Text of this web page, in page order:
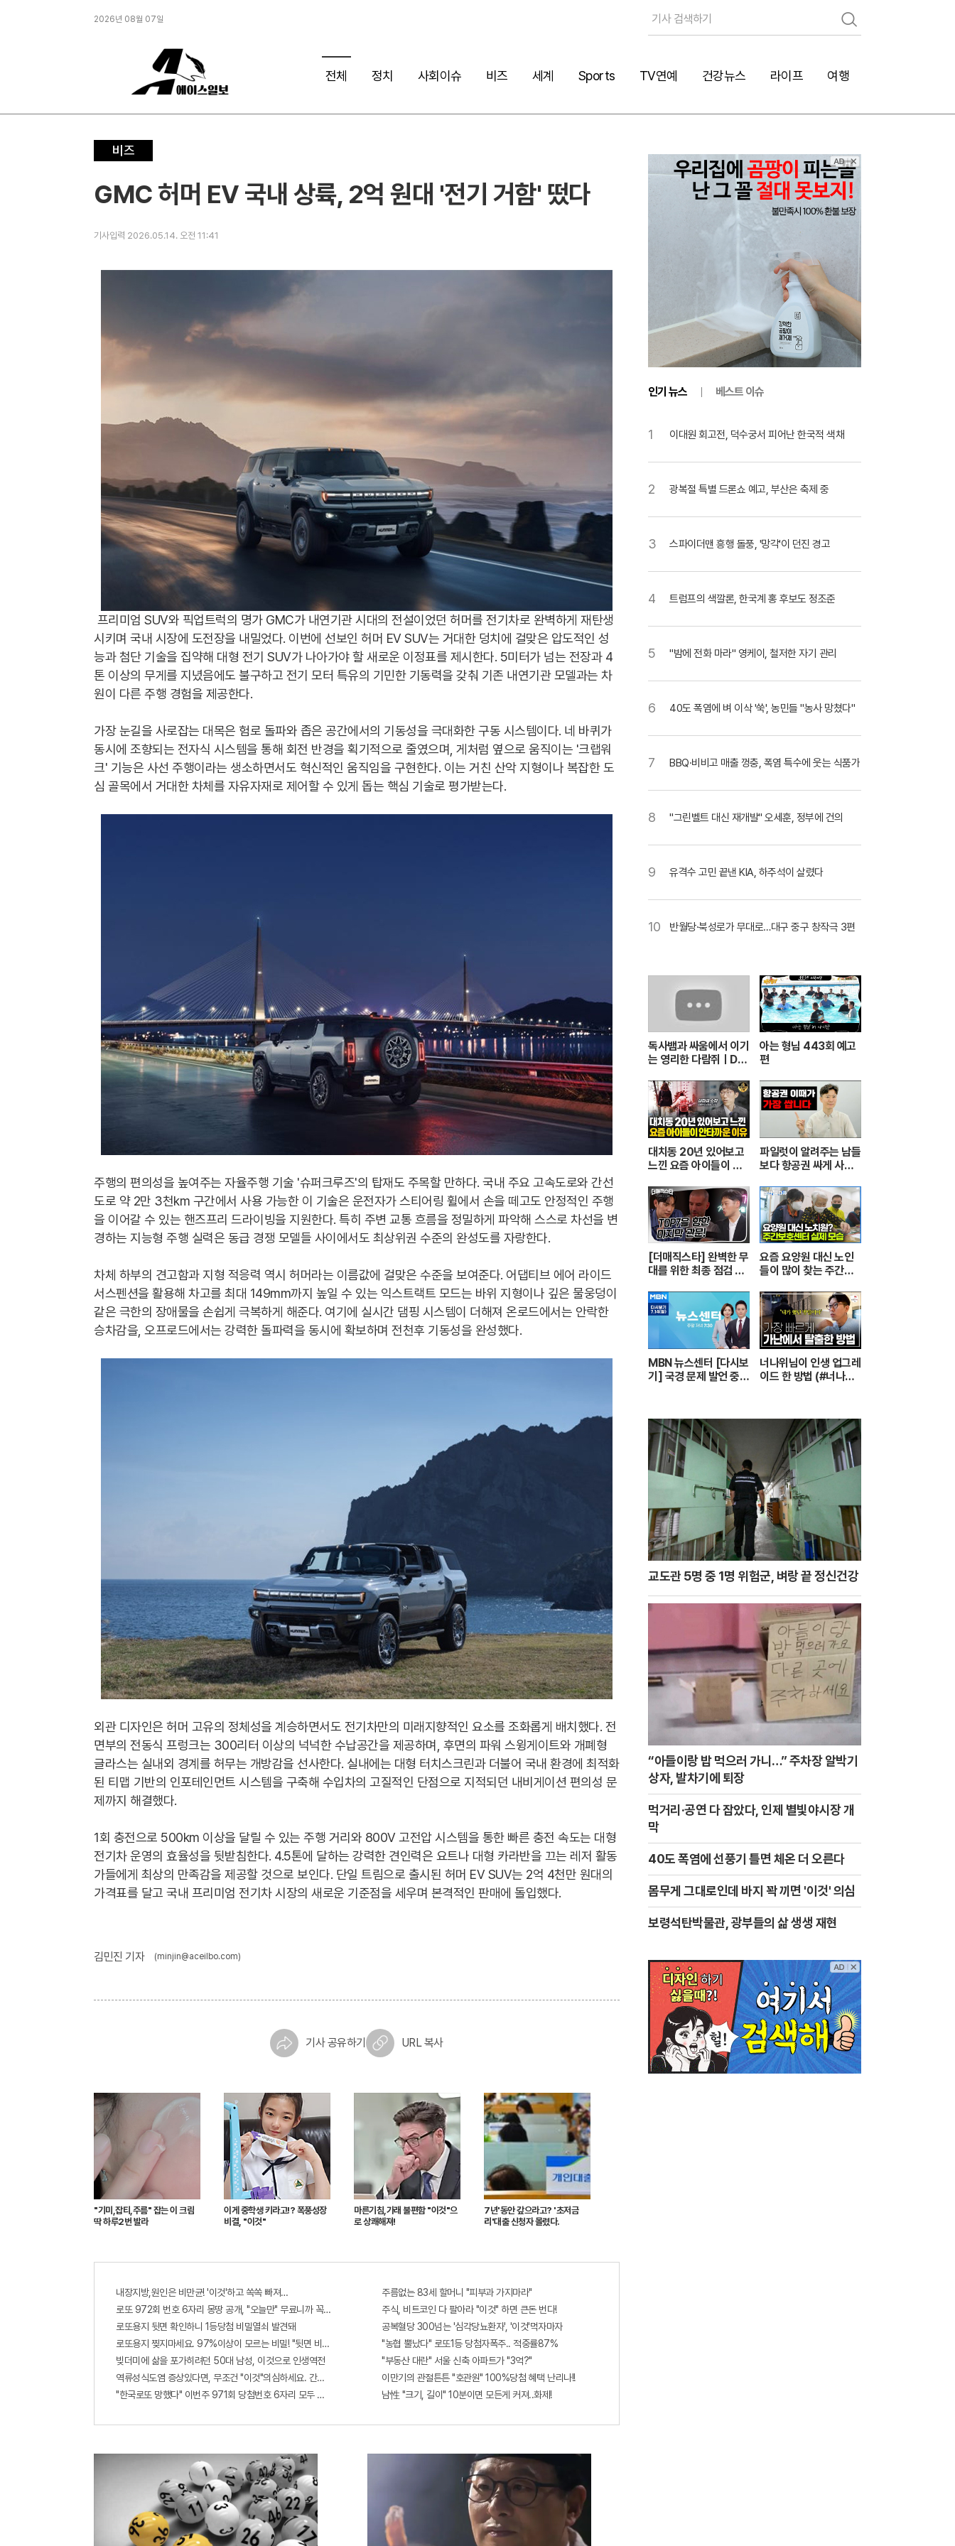
검
색
2026년 08월 07일
전체 정치 사회이슈 비즈 세계 Sports TV연예 건강뉴스 라이프 여행
비즈
GMC 허머 EV 국내 상륙, 2억 원대 '전기 거함' 떴다
기사입력 2026.05.14. 오전 11:41
프리미엄 SUV와 픽업트럭의 명가 GMC가 내연기관 시대의 전설이었던 허머를 전기차로 완벽하게 재탄생
시키며 국내 시장에 도전장을 내밀었다. 이번에 선보인 허머 EV SUV는 거대한 덩치에 걸맞은 압도적인 성
능과 첨단 기술을 집약해 대형 전기 SUV가 나아가야 할 새로운 이정표를 제시한다. 5미터가 넘는 전장과 4
톤 이상의 무게를 지녔음에도 불구하고 전기 모터 특유의 기민한 기동력을 갖춰 기존 내연기관 모델과는 차
원이 다른 주행 경험을 제공한다.
가장 눈길을 사로잡는 대목은 험로 돌파와 좁은 공간에서의 기동성을 극대화한 구동 시스템이다. 네 바퀴가
동시에 조향되는 전자식 시스템을 통해 회전 반경을 획기적으로 줄였으며, 게처럼 옆으로 움직이는 '크랩워
크' 기능은 사선 주행이라는 생소하면서도 혁신적인 움직임을 구현한다. 이는 거친 산악 지형이나 복잡한 도
심 골목에서 거대한 차체를 자유자재로 제어할 수 있게 돕는 핵심 기술로 평가받는다.
주행의 편의성을 높여주는 자율주행 기술 '슈퍼크루즈'의 탑재도 주목할 만하다. 국내 주요 고속도로와 간선
도로 약 2만 3천km 구간에서 사용 가능한 이 기술은 운전자가 스티어링 휠에서 손을 떼고도 안정적인 주행
을 이어갈 수 있는 핸즈프리 드라이빙을 지원한다. 특히 주변 교통 흐름을 정밀하게 파악해 스스로 차선을 변
경하는 지능형 주행 실력은 동급 경쟁 모델들 사이에서도 최상위권 수준의 완성도를 자랑한다.
차체 하부의 견고함과 지형 적응력 역시 허머라는 이름값에 걸맞은 수준을 보여준다. 어댑티브 에어 라이드
서스펜션을 활용해 차고를 최대 149mm까지 높일 수 있는 익스트랙트 모드는 바위 지형이나 깊은 물웅덩이
같은 극한의 장애물을 손쉽게 극복하게 해준다. 여기에 실시간 댐핑 시스템이 더해져 온로드에서는 안락한
승차감을, 오프로드에서는 강력한 돌파력을 동시에 확보하며 전천후 기동성을 완성했다.
외관 디자인은 허머 고유의 정체성을 계승하면서도 전기차만의 미래지향적인 요소를 조화롭게 배치했다. 전
면부의 전동식 프렁크는 300리터 이상의 넉넉한 수납공간을 제공하며, 후면의 파워 스윙게이트와 개폐형
글라스는 실내외 경계를 허무는 개방감을 선사한다. 실내에는 대형 터치스크린과 더불어 국내 환경에 최적화
된 티맵 기반의 인포테인먼트 시스템을 구축해 수입차의 고질적인 단점으로 지적되던 내비게이션 편의성 문
제까지 해결했다.
1회 충전으로 500km 이상을 달릴 수 있는 주행 거리와 800V 고전압 시스템을 통한 빠른 충전 속도는 대형
전기차 운영의 효율성을 뒷받침한다. 4.5톤에 달하는 강력한 견인력은 요트나 대형 카라반을 끄는 레저 활동
가들에게 최상의 만족감을 제공할 것으로 보인다. 단일 트림으로 출시된 허머 EV SUV는 2억 4천만 원대의
가격표를 달고 국내 프리미엄 전기차 시장의 새로운 기준점을 세우며 본격적인 판매에 돌입했다.
김민진 기자 (minjin@aceilbo.com)
기사 공유하기 URL 복사
"기미,잡티,주름" 잡는 이 크림
딱 하루2번 발라
이게 중학생 키라고!? 폭풍성장
비결, "이것"
마른기침,가래 불편함 "이것"으
로 상쾌해져!
7년'동안 갚으라고? '초저금
리'대출 신청자 몰렸다.
내장지방,원인은 비만균! '이것'하고 쏙쏙 빠져…
로또 972회 번호 6자리 몽땅 공개, "오늘만" 무료니까 꼭 오늘 확인하세요.
로또용지 뒷면 확인하니 1등당첨 비밀열쇠 발견돼
로또용지 찢지마세요. 97%이상이 모르는 비밀! "뒷면 비추면 번호 보인다!?"
빚더미에 삶을 포가히려던 50대 남성, 이것으로 인생역전
역류성식도염 증상있다면, 무조건 "이것"의심하세요. 간단치료법 나왔다!
"한국로또 망했다" 이번주 971회 당첨번호 6자리 모두 유출...관계자 실수로 "비상"!
주름없는 83세 할머니 "피부과 가지마라"
주식, 비트코인 다 팔아라 "이것" 하면 큰돈 번다!
공복혈당 300넘는 '심각당뇨환자', '이것'먹자마자
"농협 뿔났다" 로또1등 당첨자폭주.. 적중률87%
"부동산 대란" 서울 신축 아파트가 "3억?"
이만기의 관절튼튼 "호관원" 100%당첨 혜택 난리나!!
남性 "크기, 길이" 10분이면 모든게 커져..화제!
인기 뉴스 베스트 이슈
1 이대원 회고전, 덕수궁서 피어난 한국적 색채
2 광복절 특별 드론쇼 예고, 부산은 축제 중
3 스파이더맨 흥행 돌풍, '망각'이 던진 경고
4 트럼프의 색깔론, 한국계 홍 후보도 정조준
5 "밤에 전화 마라" 영케이, 철저한 자기 관리
6 40도 폭염에 벼 이삭 '쑥', 농민들 "농사 망쳤다"
7 BBQ·비비고 매출 껑충, 폭염 특수에 웃는 식품가
8 "그린벨트 대신 재개발" 오세훈, 정부에 건의
9 유격수 고민 끝낸 KIA, 하주석이 살렸다
10 반월당·북성로가 무대로…대구 중구 창작극 3편
독사뱀과 싸움에서 이기
는 영리한 다람쥐ㅣDu
tupai 치열한 동물싸움
ㅣ놀라운 동물싸움
아는 형님 443회 예고
편
대치동 20년 있어보고
느낀 요즘 아이들이 안
장 3부]
파일럿이 알려주는 남들
보다 항공권 싸게 사는
[더매직스타] 완벽한 무
대를 위한 최종 점검 현
요즘 요양원 대신 노인
들이 많이 찾는 주간보
어르신들 손발이 되어주
는 요양보호사의 하루
┃주간보호센터 24시
┃PD로그┃#골라듄다
큐
MBN 뉴스센터 [다시보
기] 국경 문제 발언 중
4.7.14 방송
너나위님이 인생 업그레
이드 한 방법 (#너나위
교도관 5명 중 1명 위험군, 벼랑 끝 정신건강
“아들이랑 밥 먹으러 가니…” 주차장 알박기
상자, 발차기에 퇴장
먹거리·공연 다 잡았다, 인제 별빛야시장 개
막
40도 폭염에 선풍기 틀면 체온 더 오른다
몸무게 그대로인데 바지 꽉 끼면 '이것' 의심
보령석탄박물관, 광부들의 삶 생생 재현